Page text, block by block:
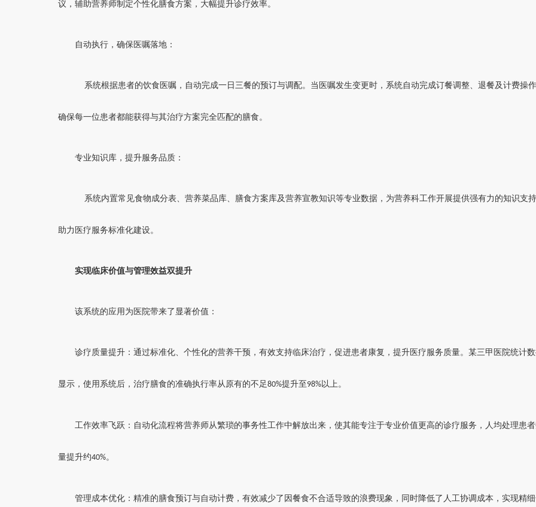
议，辅助营养师制定个性化膳食方案，大幅提升诊疗效率。
自动执行，确保医嘱落地：
系统根据患者的饮食医嘱，自动完成一日三餐的预订与调配。当医嘱发生变更时，系统自动完成订餐调整、退餐及计费操
确保每一位患者都能获得与其治疗方案完全匹配的膳食。
专业知识库，提升服务品质：
系统内置常见食物成分表、营养菜品库、膳食方案库及营养宣教知识等专业数据，为营养科工作开展提供强有力的知识支
助力医疗服务标准化建设。
实现临床价值与管理效益双提升
该系统的应用为医院带来了显著价值：
诊疗质量提升：通过标准化、个性化的营养干预，有效支持临床治疗，促进患者康复，提升医疗服务质量。某三甲医院统计
显示，使用系统后，治疗膳食的准确执行率从原有的不足80%提升至 98%以上。
工作效率飞跃：自动化流程将营养师从繁琐的事务性工作中解放出来，使其能专注于专业价值更高的诊疗服务，人均处理患
量提升约40%。
管理成本优化：精准的膳食预订与自动计费，有效减少了因餐食不合适导致的浪费现象，同时降低了人工协调成本，实现精